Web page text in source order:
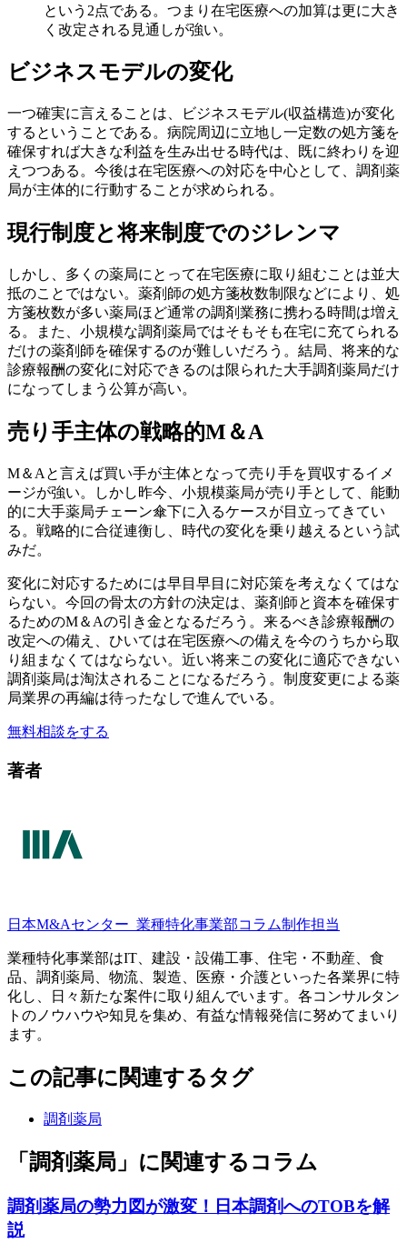
という2点である。つまり在宅医療への加算は更に大き
く改定される見通しが強い。
ビジネスモデルの変化
一つ確実に言えることは、ビジネスモデル(収益構造)が変化
するということである。病院周辺に立地し一定数の処方箋を
確保すれば大きな利益を生み出せる時代は、既に終わりを迎
えつつある。今後は在宅医療への対応を中心として、調剤薬
局が主体的に行動することが求められる。
現行制度と将来制度でのジレンマ
しかし、多くの薬局にとって在宅医療に取り組むことは並大
抵のことではない。薬剤師の処方箋枚数制限などにより、処
方箋枚数が多い薬局ほど通常の調剤業務に携わる時間は増え
る。また、小規模な調剤薬局ではそもそも在宅に充てられる
だけの薬剤師を確保するのが難しいだろう。結局、将来的な
診療報酬の変化に対応できるのは限られた大手調剤薬局だけ
になってしまう公算が高い。
売り手主体の戦略的M＆A
M＆Aと言えば買い手が主体となって売り手を買収するイメ
ージが強い。しかし昨今、小規模薬局が売り手として、能動
的に大手薬局チェーン傘下に入るケースが目立ってきてい
る。戦略的に合従連衡し、時代の変化を乗り越えるという試
みだ。
変化に対応するためには早目早目に対応策を考えなくてはな
らない。今回の骨太の方針の決定は、薬剤師と資本を確保す
るためのM＆Aの引き金となるだろう。来るべき診療報酬の
改定への備え、ひいては在宅医療への備えを今のうちから取
り組まなくてはならない。近い将来この変化に適応できない
調剤薬局は淘汰されることになるだろう。制度変更による薬
局業界の再編は待ったなしで進んでいる。
無料相談をする
著者
日本M&Aセンター 業種特化事業部コラム制作担当
業種特化事業部はIT、建設・設備工事、住宅・不動産、食
品、調剤薬局、物流、製造、医療・介護といった各業界に特
化し、日々新たな案件に取り組んでいます。各コンサルタン
トのノウハウや知見を集め、有益な情報発信に努めてまいり
ます。
この記事に関連するタグ
調剤薬局
「調剤薬局」に関連するコラム
調剤薬局の勢力図が激変！日本調剤へのTOBを解
説